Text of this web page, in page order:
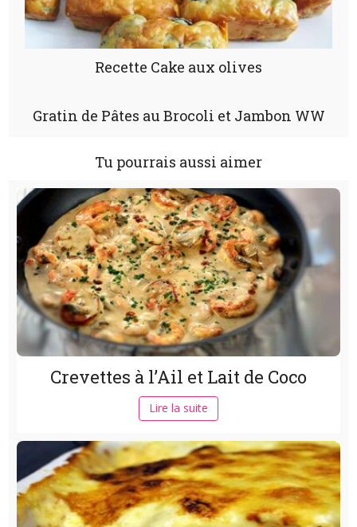
Recette Cake aux olives
Gratin de Pâtes au Brocoli et Jambon WW
Tu pourrais aussi aimer
Crevettes à l’Ail et Lait de Coco
Lire la suite